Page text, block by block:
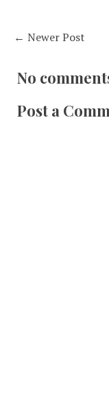
← Newer Post
No
Post a